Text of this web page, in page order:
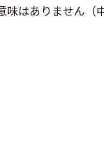
味はありません（